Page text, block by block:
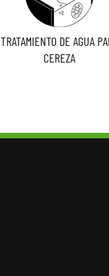
TRATAMIENTO DE AGUA
CEREZA